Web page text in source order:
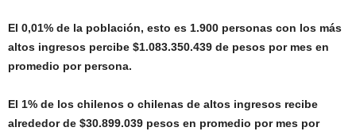
El 0,01% de la población, esto es 1.900 personas con los más
altos ingresos percibe $1.083.350.439 de pesos por mes en
promedio por persona.
El 1% de los chilenos o chilenas de altos ingresos recibe
alrededor de $30.899.039 pesos en promedio por mes por